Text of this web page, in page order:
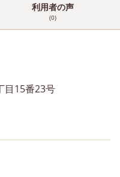
利用者の声
(0)
目15番23号